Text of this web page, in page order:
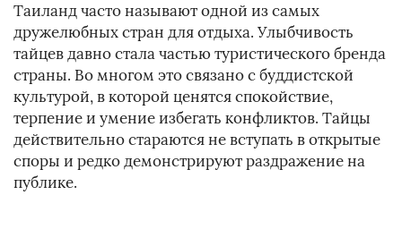
Таиланд часто называют одной из самых
дружелюбных стран для отдыха. Улыбчивость
тайцев давно стала частью туристического бренда
страны. Во многом это связано с буддистской
культурой, в которой ценятся спокойствие,
терпение и умение избегать конфликтов. Тайцы
действительно стараются не вступать в открытые
споры и редко демонстрируют раздражение на
публике.